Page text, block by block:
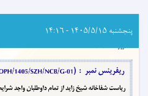
پنجشنبه ۱۴۰۵/۵/۱۵ - ۱۴:۱۶